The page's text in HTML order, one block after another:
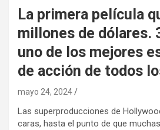
La primera película
millones de dólares.
uno de los mejores
de acción de todos
mayo 24, 2024
Las superproducciones de
caras, hasta el punto de que